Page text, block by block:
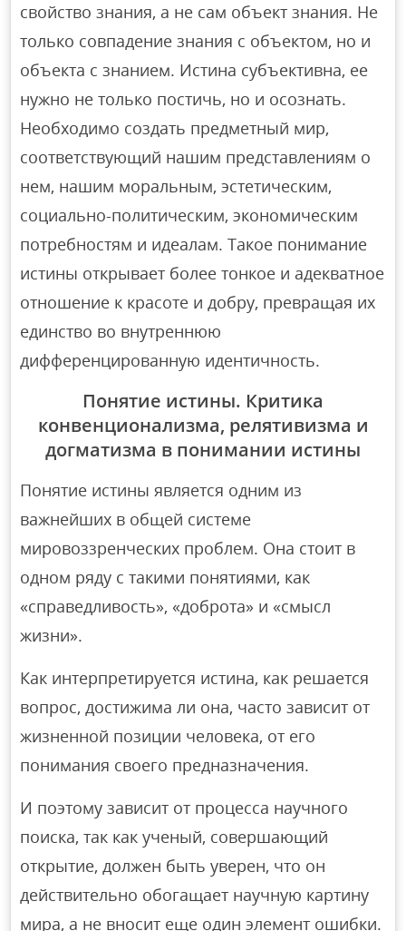
свойство знания, а не сам объект знания. Не
только совпадение знания с объектом, но и
объекта с знанием. Истина субъективна, ее
нужно не только постичь, но и осознать.
Необходимо создать предметный мир,
соответствующий нашим представлениям о
нем, нашим моральным, эстетическим,
социально-политическим, экономическим
потребностям и идеалам. Такое понимание
истины открывает более тонкое и адекватное
отношение к красоте и добру, превращая их
единство во внутреннюю
дифференцированную идентичность.
Понятие истины. Критика
конвенционализма, релятивизма и
догматизма в понимании истины
Понятие истины является одним из
важнейших в общей системе
мировоззренческих проблем. Она стоит в
одном ряду с такими понятиями, как
«справедливость», «доброта» и «смысл
жизни».
Как интерпретируется истина, как решается
вопрос, достижима ли она, часто зависит от
жизненной позиции человека, от его
понимания своего предназначения.
И поэтому зависит от процесса научного
поиска, так как ученый, совершающий
открытие, должен быть уверен, что он
действительно обогащает научную картину
мира, а не вносит еще один элемент ошибки.